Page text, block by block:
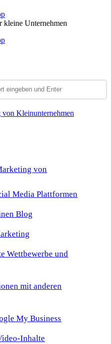
kleine Unternehmen
von
Media Plattformen
Blog
Wettbewerbe und
mit anderen
My Business
Inhalte